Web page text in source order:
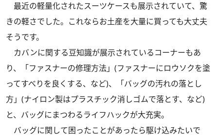
最近の軽量化されたスーツケースも展示されていて、驚
きの軽さでした。これならお土産を大量に買っても大丈夫
そうです。
カバンに関する豆知識が展示されているコーナーもあ
り、「ファスナーの修理方法」(ファスナーにロウソクを塗
ってすべりを良くする、など)、「バッグの汚れの落とし
方」(ナイロン製はプラスチック消しゴムで落とす、など)
と、バッグにまつわるライフハックが大充実。
バッグに関して困ったことがあったら駆け込みたいで